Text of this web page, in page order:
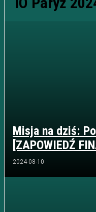
Misja na dziś:
[ZAPOWIEDŹ
2024-08-10